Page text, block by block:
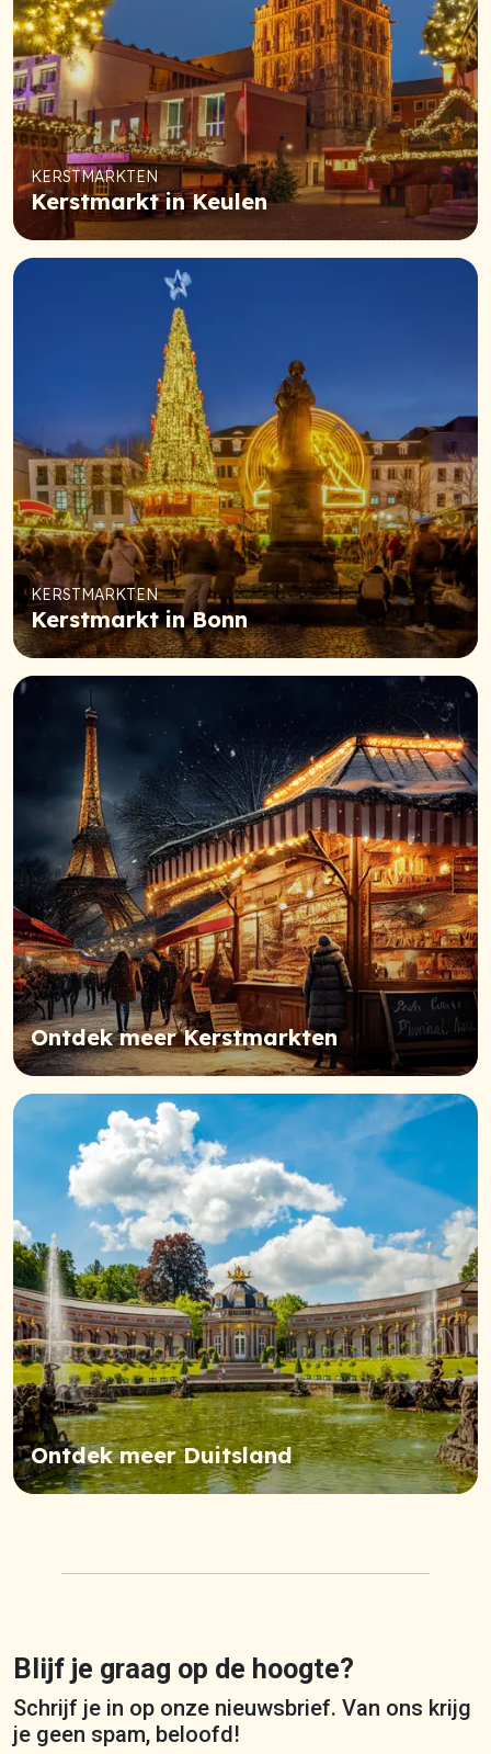
KERSTMARKTEN
Kerstmarkt in Keulen
KERSTMARKTEN
Kerstmarkt in Bonn
Ontdek meer Kerstmarkten
Ontdek meer Duitsland
Blijf je graag op de hoogte?
Schrijf je in op onze nieuwsbrief. Van ons krijg
je geen spam, beloofd!